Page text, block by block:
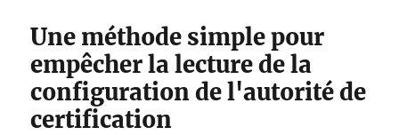
Une méthode simple pour
empêcher la lecture de la
configuration de l'autorité de
certification